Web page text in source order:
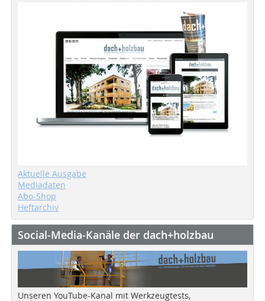
Aktuelle Ausgabe
Mediadaten
Abo-Shop
Heftarchiv
Social-Media-Kanäle der dach+holzbau
Unseren YouTube-Kanal mit Werkzeugtests,